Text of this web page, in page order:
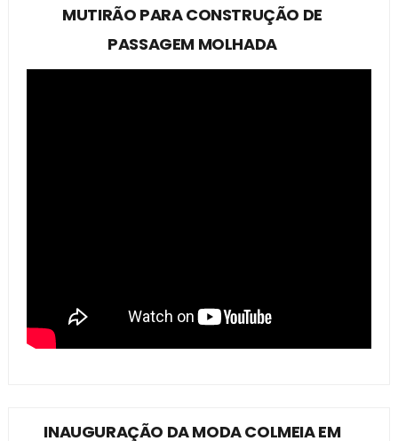
MUTIRÃO PARA CONSTRUÇÃO DE
PASSAGEM MOLHADA
INAUGURAÇÃO DA MODA COLMEIA EM